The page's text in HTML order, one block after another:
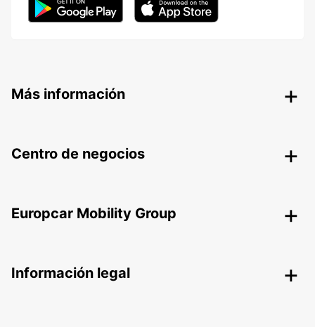
Más información
Centro de negocios
Europcar Mobility Group
Información legal